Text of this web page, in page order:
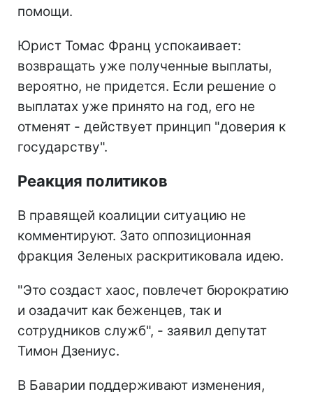
помощи.
Юрист Томас Франц успокаивает:
возвращать уже полученные выплаты,
вероятно, не придется. Если решение о
выплатах уже принято на год, его не
отменят - действует принцип "доверия к
государству".
Реакция политиков
В правящей коалиции ситуацию не
комментируют. Зато оппозиционная
фракция Зеленых раскритиковала идею.
"Это создаст хаос, повлечет бюрократию
и озадачит как беженцев, так и
сотрудников служб", - заявил депутат
Тимон Дзениус.
В Баварии поддерживают изменения,